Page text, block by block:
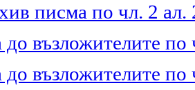
писма по чл. 2 ал.
възложителите по
възложителите по